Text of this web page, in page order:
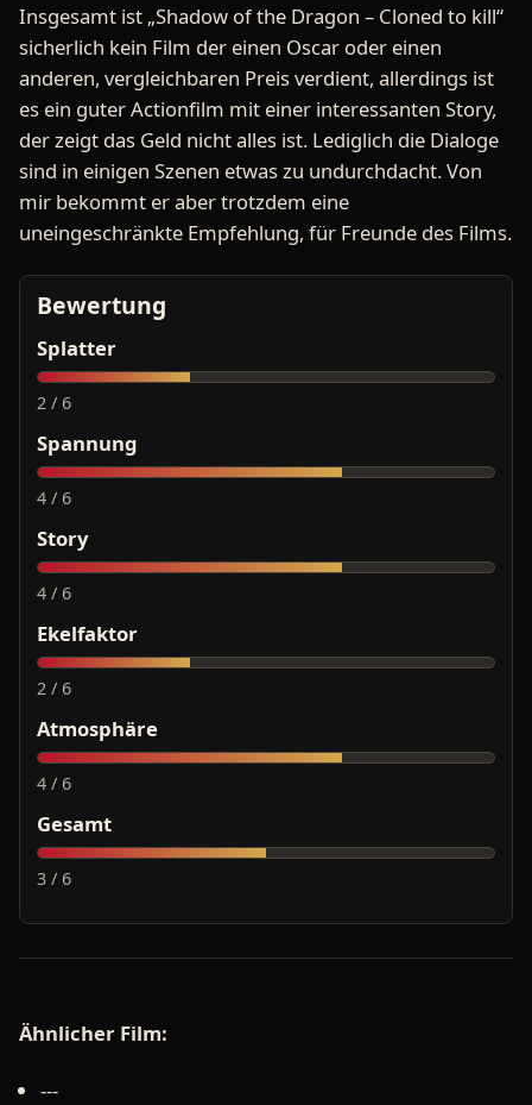
Insgesamt ist „Shadow of the Dragon – Cloned to kill“
sicherlich kein Film der einen Oscar oder einen
anderen, vergleichbaren Preis verdient, allerdings ist
es ein guter Actionfilm mit einer interessanten Story,
der zeigt das Geld nicht alles ist. Lediglich die Dialoge
sind in einigen Szenen etwas zu undurchdacht. Von
mir bekommt er aber trotzdem eine
uneingeschränkte Empfehlung, für Freunde des Films.
Bewertung
Splatter
2 / 6
Spannung
4 / 6
Story
4 / 6
Ekelfaktor
2 / 6
Atmosphäre
4 / 6
Gesamt
3 / 6
Ähnlicher Film:
---